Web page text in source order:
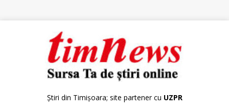
Știri din Timișoara; site partener cu UZPR